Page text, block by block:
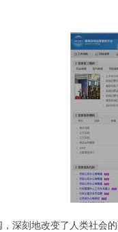
深刻地改变了人类社会